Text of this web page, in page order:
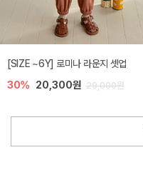
[SIZE ~6Y] 로미나 라운지 셋업
30% 20,300원 29,000원